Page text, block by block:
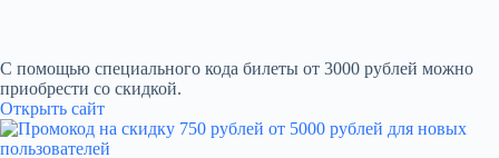
С помощью специального кода билеты от 3000 рублей можно
приобрести со скидкой.
Открыть сайт